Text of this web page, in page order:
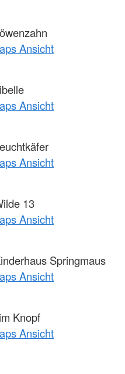
Ansicht
Ansicht
Ansicht
13
Ansicht
Springmaus
Ansicht
Knopf
Ansicht